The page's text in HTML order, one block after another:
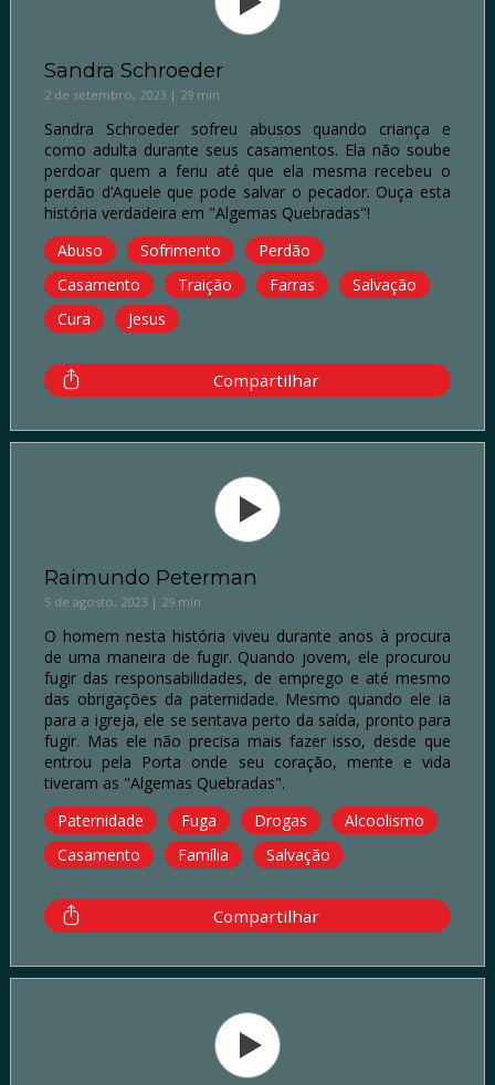
Sandra Schroeder
2 de setembro, 2023 | 29 min
Sandra Schroeder sofreu abusos quando criança e
como adulta durante seus casamentos. Ela não soube
perdoar quem a feriu até que ela mesma recebeu o
perdão d’Aquele que pode salvar o pecador. Ouça esta
história verdadeira em "Algemas Quebradas"!
Abuso
Sofrimento
Perdão
Casamento
Traição Farras
Salvação
Cura
Jesus
Compartilhar
Raimundo Peterman
5 de agosto, 2023 | 29 min
O homem nesta história viveu durante anos à procura
de uma maneira de fugir. Quando jovem, ele procurou
fugir das responsabilidades, de emprego e até mesmo
das obrigações da paternidade. Mesmo quando ele ia
para a igreja, ele se sentava perto da saída, pronto para
fugir. Mas ele não precisa mais fazer isso, desde que
entrou pela Porta onde seu coração, mente e vida
tiveram as "Algemas Quebradas".
Paternidade
Fuga Drogas
Alcoolismo
Casamento
Família Salvação
Compartilhar